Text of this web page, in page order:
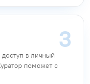
в личный
поможет с